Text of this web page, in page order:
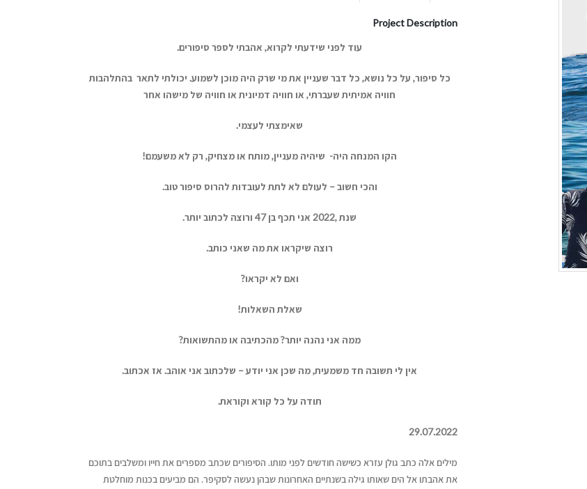
Project Description
עוד לפני שידעתי לקרוא, אהבתי לספר סיפורים.
כל סיפור, על כל נושא, כל דבר שעניין את מי שרק היה מוכן לשמוע. יכולתי לתאר בהתלהבות
חוויה אמיתית שעברתי, או חוויה דמיונית או חוויה של מישהו אחר
שאימצתי לעצמי.
הקו המנחה היה- שיהיה מעניין,מותח או מצחיק, רק לאמשעמם!
והכי חשוב – לעולם לא לתת לעובדות להרוס סיפור טוב.
שנת ,2022 אני תכףבן 47 ורוצה לכתוב יותר.
רוצה שיקראו אתמה שאני כותב.
ואם לא יקראו?
שאלת השאלות!
ממה אני נהנה יותר? מהכתיבה או מהתשואות?
אין לי תשובה חד משמעית,מה שכן אני יודע – שלכתוב אני אוהב. אז אכתוב.
תודה על כל קורא וקוראת.
29.07.2022
מילים אלה כתב גולן עזרא כשישה חודשים לפני מותו. הסיפורים שכתב מספרים את חייו ומשלבים בתוכם
את אהבתו אל הים שאותו גילה בשנתיים האחרונות שבהן נעשה לסקיפר. הם מביעים בכנות מוחלטת